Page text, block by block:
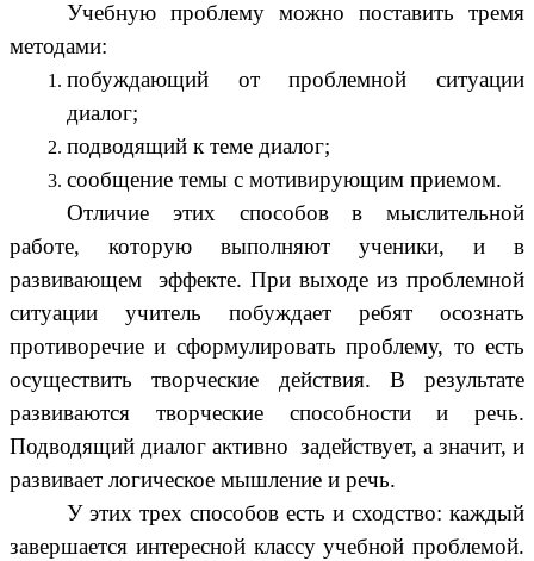
Учебную проблему можно поставить тремя
методами:
побуждающий от проблемной ситуации
диалог;
подводящий к теме диалог;
сообщение темы с мотивирующим приемом.
Отличие этих способов в мыслительной
работе, которую выполняют ученики, и в
развивающем эффекте. При выходе из проблемной
ситуации учитель побуждает ребят осознать
противоречие и сформулировать проблему, то есть
осуществить творческие действия. В результате
развиваются творческие способности и речь.
Подводящий диалог активно задействует, а значит, и
развивает логическое мышление и речь.
У этих трех способов есть и сходство: каждый
завершается интересной классу учебной проблемой.